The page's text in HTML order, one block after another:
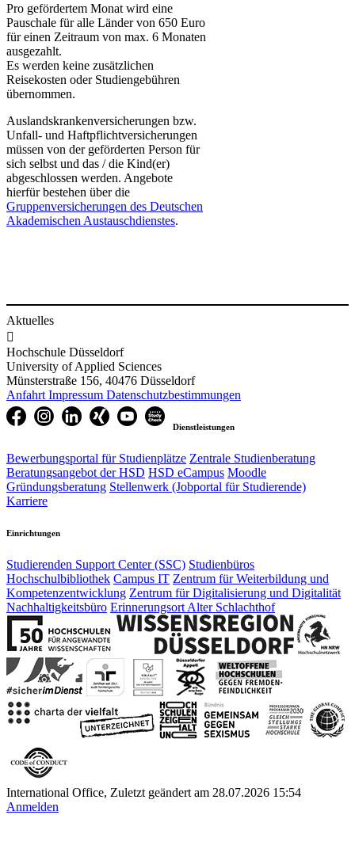
Pro gefördertem Monat wird eine
Pauschale für alle Länder von 650 Euro
für einen Zeitraum von max. 6 Monaten
ausgezahlt.
Es werden keine zusätzlichen
Reisekosten oder Studiengebühren
übernommen.
Auslandskrankenversicherungen bzw.
Unfall- und Haftpflichtversicherungen
müssen von der geförderten Person für
sich selbst und das / die Kind(er)
abgeschlossen werden. Angebote
hierfür bestehen über die
Gruppenversicherungen des Deutschen
Akademischen Austa​uschdienstes.
Aktuelles

Hochschule Düsseldorf
University of Applied Sciences
Münsterstraße 156, 40476 Düsseldorf
Anfahrt Impressum Datenschutzbestimmungen
Dienstleistungen
Bewerbungsportal für Studienplätze Zentrale Studienberatung
Beratungsangebot der HSD HSD eCampus Moodle
Gründungsberatung Stellenwerk (Jobportal für Studierende)
Karriere
Einrichtungen
Studierenden Support Center (SSC) Studienbüros
Hochschulbibliothek Campus IT Zentrum für Weiterbildung und
Kompetenzentwicklung Zentrum für Digitalisierung und Digitalität
Nachhaltigkeitsbüro Erinnerungsort Alter Schlachthof
International Office, Zuletzt geändert am 28.07.2026 15:54
Anmelden